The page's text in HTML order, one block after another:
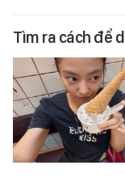
Tìm ra cách để